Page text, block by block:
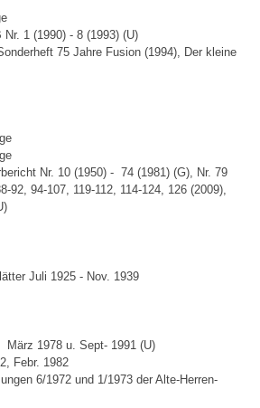
1 (1990) - 8 (1993) (U)
75 Jahre Fusion (1994), Der kleine
Nr. 10 (1950) - 74 (1981) (G), Nr. 79
92, 94-107, 119-112, 114-124, 126 (2009),
Juli 1925 - Nov. 1939
1978 u. Sept- 1991 (U)
Febr. 1982
6/1972 und 1/1973 der Alte-Herren-